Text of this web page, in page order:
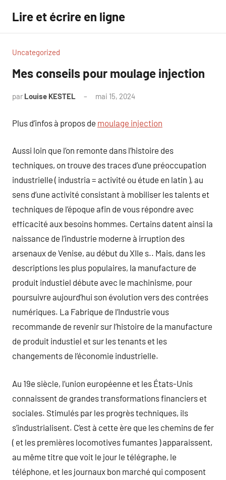
contenu
Lire et écrire en ligne
Uncategorized
Mes conseils pour moulage injection
par Louise KESTEL mai 15, 2024
Plus d’infos à propos de moulage injection
Aussi loin que l’on remonte dans l’histoire des
techniques, on trouve des traces d’une préoccupation
industrielle ( industria = activité ou étude en latin ), au
sens d’une activité consistant à mobiliser les talents et
techniques de l’époque afin de vous répondre avec
efficacité aux besoins hommes. Certains datent ainsi la
naissance de l’industrie moderne à irruption des
arsenaux de Venise, au début du XIIe s.. Mais, dans les
descriptions les plus populaires, la manufacture de
produit industiel débute avec le machinisme, pour
poursuivre aujourd’hui son évolution vers des contrées
numériques. La Fabrique de l’Industrie vous
recommande de revenir sur l’histoire de la manufacture
de produit industiel et sur les tenants et les
changements de l’économie industrielle.
Au 19e siècle, l’union européenne et les États-Unis
connaissent de grandes transformations financiers et
sociales. Stimulés par les progrès techniques, ils
s’industrialisent. C’est à cette ère que les chemins de fer
( et les premières locomotives fumantes ) apparaissent,
au même titre que voit le jour le télégraphe, le
téléphone, et les journaux bon marché qui composent